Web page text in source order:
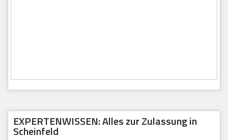
EXPERTENWISSEN: Alles zur Zulassung in
Scheinfeld